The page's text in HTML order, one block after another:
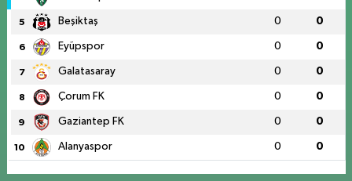
5 Beşiktaş 0 0
6 Eyüpspor 0 0
7 Galatasaray 0 0
8 Çorum FK 0 0
9 Gaziantep FK 0 0
10 Alanyaspor 0 0